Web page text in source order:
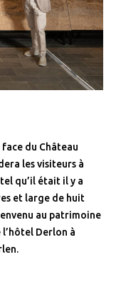
du Château
les visiteurs à
qu’il était il y a
et large de huit
au patrimoine
Derlon à